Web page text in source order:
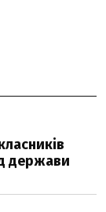
держави